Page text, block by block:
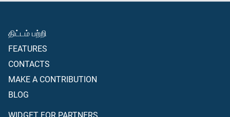
திட்டம் பற்றி
FEATURES
CONTACTS
MAKE A CONTRIBUTION
BLOG
WIDGET FOR PARTNERS